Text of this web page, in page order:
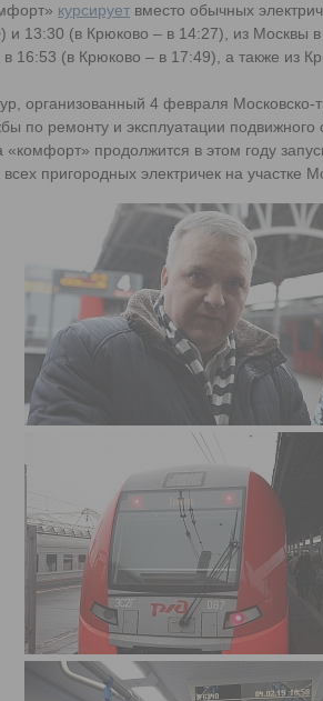
курсирует вместо обычных
и 13:30 (в Крюково – в 14:27), из Москвы
16:53 (в Крюково – в 17:49), а также из
организованный 4 февраля
по ремонту и эксплуатации
продолжится в этом году
пригородных электричек на участке